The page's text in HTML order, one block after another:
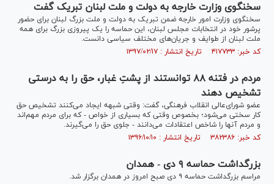
سخنگوی وزارت خارجه به دولت و ملت لبنان تبریک گفت
سخنگوی وزارت امور خارجه ضمن تبریک به دولت و ملت بزرگ لبنان برای حضور
پرشور خود در انتخابات مجلس لبنان، این حماسه را یک پیروزی بزرگ برای همه
ملت لبنان از طوایف و جریان‌های مختلف سیاسی دانست.
کد خبر: ۴۱۷۷۳۳ تاریخ انتشار : ۱۳۹۷/۰۲/۱۷
مردم در فتنه ٨٨ توانستند از پشتِ غبار، حق را به‌ درستی
تشخیص دهند
عضو شورای‌عالی انقلاب فرهنگی، گفت: وقتی شبهه ایجاد می‌کنند تشخیص حق
کار سختی می‌شود؛ بخصوص وقتی که بسیاری از خواص - که برای مردم مهم‌اند
و مردم آنها را شاخص اعتقادات می‌دانند - جلوی حق را می‌گیرند.
کد خبر: ۳۸۲۳۸۶ تاریخ انتشار : ۱۳۹۶/۱۰/۱۰
بزرگداشت حماسه ۹ دی - همدان
مراسم بزرگداشت حماسه ۹ دی صبح امروز در همدان برگزار شد.